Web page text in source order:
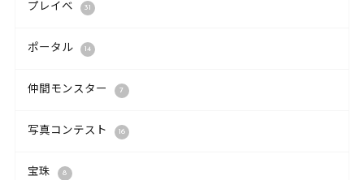
プレイベ 31
ポータル 14
仲間モンスター 7
写真コンテスト 16
宝珠 8